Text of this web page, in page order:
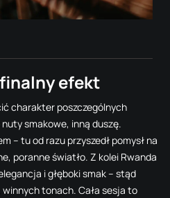
efekt
charakter poszczególnych
smakowe, inną duszę.
– tu od razu przyszedł pomysł na
poranne światło. Z kolei Rwanda
i głęboki smak – stąd
winnych tonach. Cała sesja to